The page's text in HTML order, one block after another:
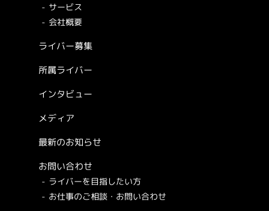
サービス
会社概要
ライバー募集
所属ライバー
インタビュー
メディア
最新のお知らせ
お問い合わせ
ライバーを目指したい方
お仕事のご相談・お問い合わせ